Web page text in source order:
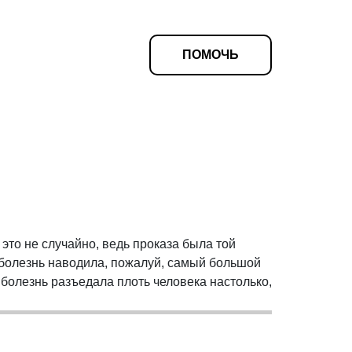
ПОМОЧЬ
не случайно, ведь проказа была той
наводила, пожалуй, самый большой
разъедала плоть человека настолько,